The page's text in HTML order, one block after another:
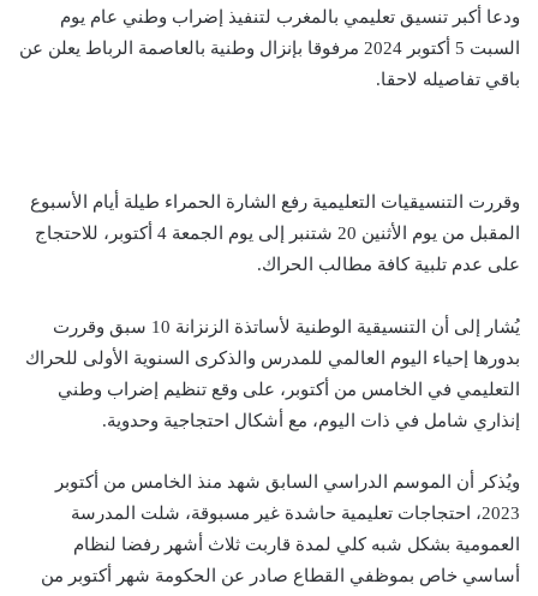
ودعا أكبر تنسيق تعليمي بالمغرب لتنفيذ إضراب وطني عام يوم
السبت 5 أكتوبر 2024 مرفوقا بإنزال وطنية بالعاصمة الرباط يعلن عن
باقي تفاصيله لاحقا.
وقررت التنسيقيات التعليمية رفع الشارة الحمراء طيلة أيام الأسبوع
المقبل من يوم الأثنين 20 شتنبر إلى يوم الجمعة 4 أكتوبر، للاحتجاج
على عدم تلبية كافة مطالب الحراك.
يُشار إلى أن التنسيقية الوطنية لأساتذة الزنزانة 10 سبق وقررت
بدورها إحياء اليوم العالمي للمدرس والذكرى السنوية الأولى للحراك
التعليمي في الخامس من أكتوبر، على وقع تنظيم إضراب وطني
إنذاري شامل في ذات اليوم، مع أشكال احتجاجية وحدوية.
ويُذكر أن الموسم الدراسي السابق شهد منذ الخامس من أكتوبر
2023، احتجاجات تعليمية حاشدة غير مسبوقة، شلت المدرسة
العمومية بشكل شبه كلي لمدة قاربت ثلاث أشهر رفضا لنظام
أساسي خاص بموظفي القطاع صادر عن الحكومة شهر أكتوبر من